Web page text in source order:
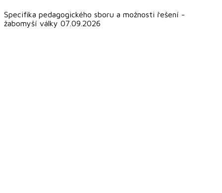
Specifika pedagogického sboru a možnosti řešení -
žabomyší války 07.09.2026